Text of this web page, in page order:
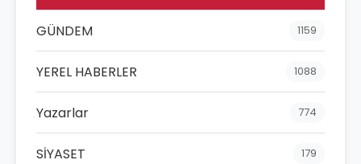
GÜNDEM 1159
YEREL HABERLER 1088
Yazarlar 774
SİYASET 179